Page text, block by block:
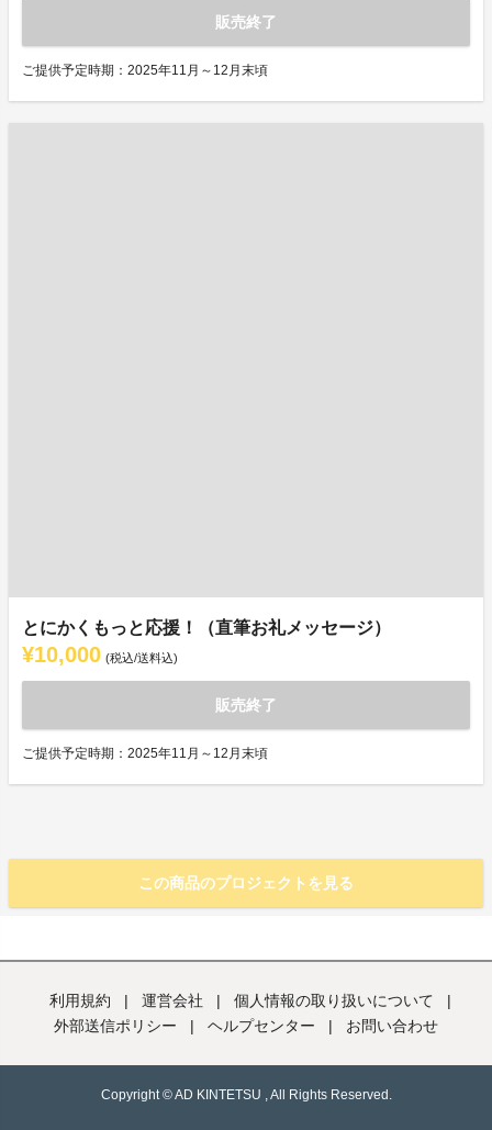
販売終了
ご提供予定時期：2025年11月～12月末頃
とにかくもっと応援！（直筆お礼メッセージ）
¥10,000 (税込/送料込)
販売終了
ご提供予定時期：2025年11月～12月末頃
この商品のプロジェクトを見る
利用規約 | 運営会社 | 個人情報の取り扱いについて
|
外部送信ポリシー
| ヘルプセンター | お問い合わせ
Copyright © AD KINTETSU , All Rights Reserved.